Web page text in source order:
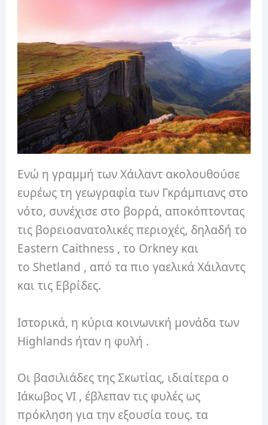
Ενώ η γραμμή των Χάιλαντ ακολουθούσε
ευρέως τη γεωγραφία των Γκράμπιανς στο
νότο, συνέχισε στο βορρά, αποκόπτοντας
τις βορειοανατολικές περιοχές, δηλαδή το
Eastern Caithness , το Orkney και
το Shetland , από τα πιο γαελικά Χάιλαντς
και τις Εβρίδες.
Ιστορικά, η κύρια κοινωνική μονάδα των
Highlands ήταν η φυλή .
Οι βασιλιάδες της Σκωτίας, ιδιαίτερα ο
Ιάκωβος VI , έβλεπαν τις φυλές ως
πρόκληση για την εξουσία τους. τα